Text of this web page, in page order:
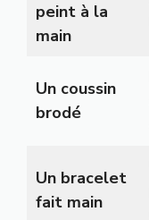
peint à la
main
Un coussin
brodé
Un bracelet
fait main